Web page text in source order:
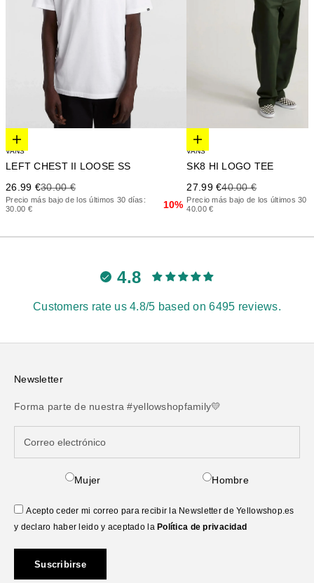
Elige opciones
VANS
LEFT CHEST II LOOSE SS
Precio de oferta
26.99 €Precio anterior
30.00 €
Precio más bajo de los últimos 30 días:
30.00 €
10%
Elige opciones
VANS
SK8 HI LOGO TEE
Precio de oferta
27.99 €Precio anterior
40.00 €
Precio más bajo de los últimos 30
40.00 €
4.8
Customers rate us 4.8/5 based on 6495 reviews.
Newsletter
Forma parte de nuestra #yellowshopfamily💛
Mujer Hombre
Acepto ceder mi correo para recibir la Newsletter de Yellowshop.es
y declaro haber leido y aceptado la Política de privacidad
Suscribirse